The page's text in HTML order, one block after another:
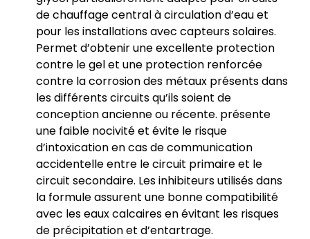
de chauffage central à circulation d’eau et
pour les installations avec capteurs solaires.
Permet d’obtenir une excellente protection
contre le gel et une protection renforcée
contre la corrosion des métaux présents dans
les différents circuits qu’ils soient de
conception ancienne ou récente. présente
une faible nocivité et évite le risque
d’intoxication en cas de communication
accidentelle entre le circuit primaire et le
circuit secondaire. Les inhibiteurs utilisés dans
la formule assurent une bonne compatibilité
avec les eaux calcaires en évitant les risques
de précipitation et d’entartrage.